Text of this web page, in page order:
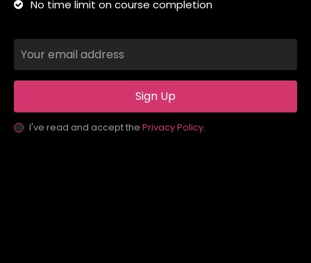
No time limit on course completion
Sign Up
I've read and accept the Privacy Policy.